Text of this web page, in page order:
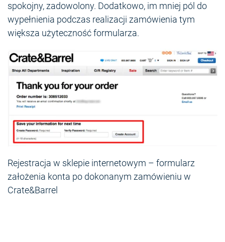
spokojny, zadowolony. Dodatkowo, im mniej pól do
wypełnienia podczas realizacji zamówienia tym
większa użyteczność formularza.
Rejestracja w sklepie internetowym – formularz
założenia konta po dokonanym zamówieniu w
Crate&Barrel